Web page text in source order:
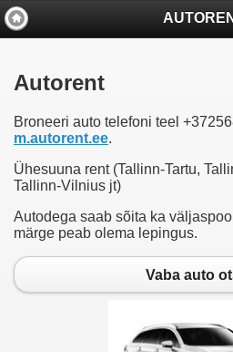
Autorent
Broneeri auto telefoni teel
m.autorent.ee.
Ühesuuna rent (Tallinn-Tartu,
Tallinn-Vilnius jt)
Autodega saab sõita ka
märge peab olema lepingus.
Vaba auto